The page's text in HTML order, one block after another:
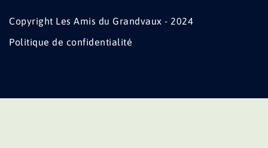
Copyright Les Amis du Grandvaux - 2024
Politique de confidentialité